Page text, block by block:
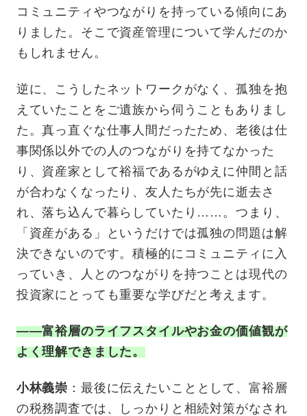
コミュニティやつながりを持っている傾向にあ
りました。そこで資産管理について学んだのか
もしれません。
逆に、こうしたネットワークがなく、孤独を抱
えていたことをご遺族から伺うこともありまし
た。真っ直ぐな仕事人間だったため、老後は仕
事関係以外での人のつながりを持てなかった
り、資産家として裕福であるがゆえに仲間と話
が合わなくなったり、友人たちが先に逝去さ
れ、落ち込んで暮らしていたり……。つまり、
「資産がある」というだけでは孤独の問題は解
決できないのです。積極的にコミュニティに入
っていき、人とのつながりを持つことは現代の
投資家にとっても重要な学びだと考えます。
――富裕層のライフスタイルやお金の価値観が
よく理解できました。
小林義崇 ：最後に伝えたいこととして、富裕層
の税務調査では、しっかりと相続対策がなされ